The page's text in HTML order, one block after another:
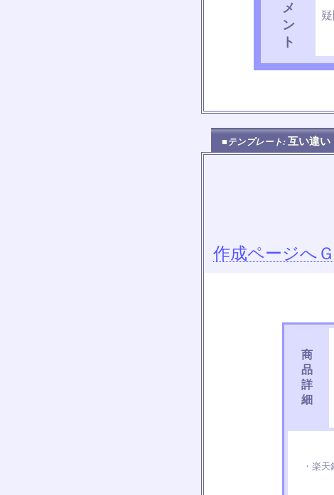
メ
ン
ト
■テンプレート: 互い違
作成ページへＧ
商
品
詳
細
・楽天